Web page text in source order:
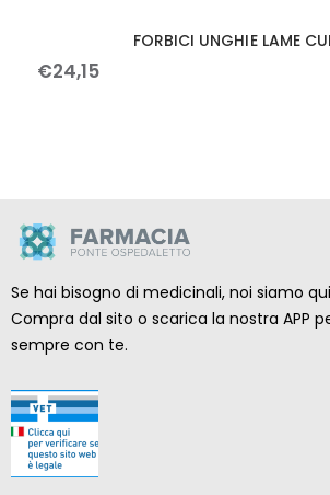
FORBICI UNGHIE LAME
€24,15
Se hai bisogno di medicinali, noi siamo
Compra dal sito o scarica la nostra APP
sempre con te.